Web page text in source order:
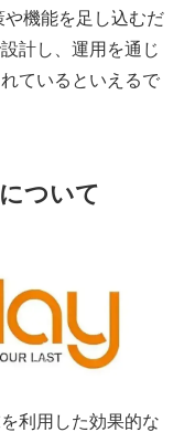
機能を足し込むだ
計し、運用を通じ
ているといえるで
ついて
利用した効果的な